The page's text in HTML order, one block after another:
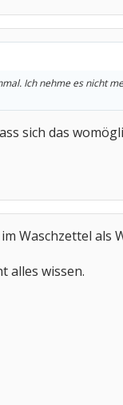
Ich nehme es nicht
sich das
Waschzettel
alles wissen.